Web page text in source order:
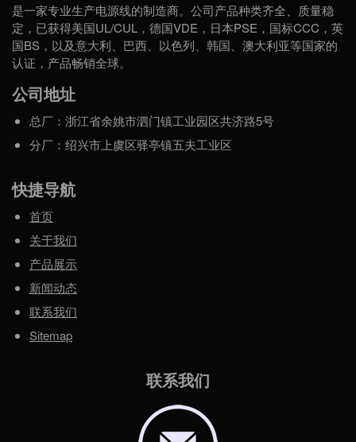
是一家专业生产电源线的制造商。公司产品种类齐全、质量稳
定，已获得美国UL/CUL，德国VDE，日本PSE，国标CCC，英
国BS，以及意大利、巴西、以色列、韩国、澳大利亚等国家的
认证，产品畅销全球。
公司地址
总厂：浙江省余姚市泗门镇工业园区共济路5号
分厂：绍兴市上虞区驿亭镇五夫工业区
快捷导航
首页
关于我们
产品展示
新闻动态
联系我们
Sitemap
联系我们